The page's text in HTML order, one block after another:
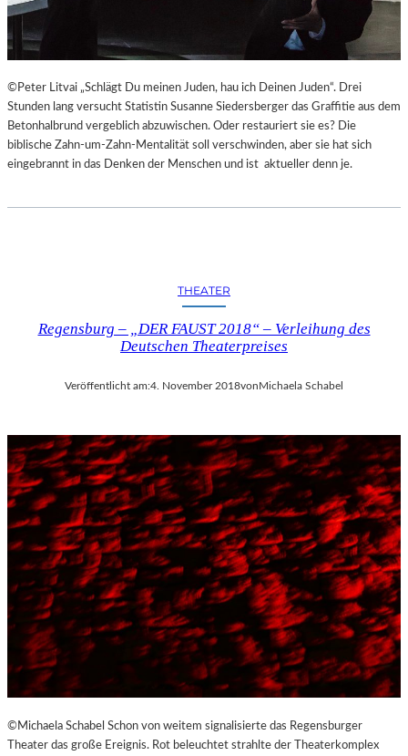
©Peter Litvai „Schlägt Du meinen Juden, hau ich Deinen Juden“. Drei
Stunden lang versucht Statistin Susanne Siedersberger das Graffitie aus dem
Betonhalbrund vergeblich abzuwischen. Oder restauriert sie es? Die
biblische Zahn-um-Zahn-Mentalität soll verschwinden, aber sie hat sich
eingebrannt in das Denken der Menschen und ist aktueller denn je.
THEATER
Regensburg – „DER FAUST 2018“ – Verleihung des
Deutschen Theaterpreises
Veröffentlicht am:4. November 2018von Michaela Schabel
©Michaela Schabel Schon von weitem signalisierte das Regensburger
Theater das große Ereignis. Rot beleuchtet strahlte der Theaterkomplex